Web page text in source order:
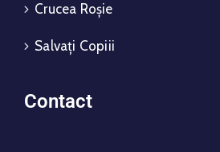
Crucea Roșie
Salvați Copiii
Contact